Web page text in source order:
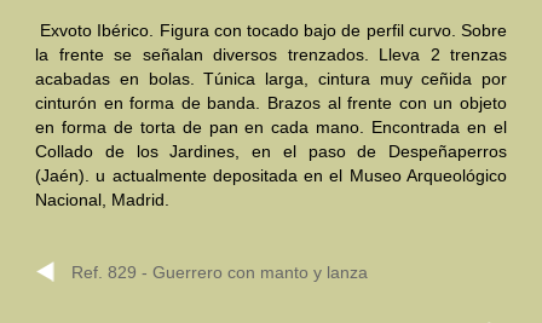
Otras Civilizaciones
Trabajos Especiales
Musée Départemental Arlés Antique. Arlés (Francia)
NOTICIAS PRESUPUESTO
Exvoto Ibérico. Figura con tocado bajo de perfil curvo. Sobre
la frente se señalan diversos trenzados. Lleva 2 trenzas
acabadas en bolas. Túnica larga, cintura muy ceñida por
cinturón en forma de banda. Brazos al frente con un objeto
en forma de torta de pan en cada mano. Encontrada en el
Collado de los Jardines, en el paso de Despeñaperros
(Jaén). u actualmente depositada en el Museo Arqueológico
Nacional, Madrid.
Ref. 829 - Guerrero con manto y lanza